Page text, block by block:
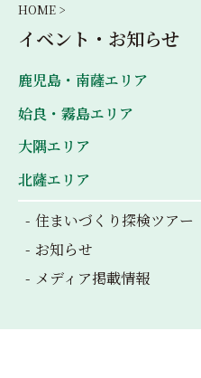
HOME >
イベント・お知らせ
鹿児島・南薩エリア
姶良・霧島エリア
大隅エリア
北薩エリア
住まいづくり探検ツアー
お知らせ
メディア掲載情報